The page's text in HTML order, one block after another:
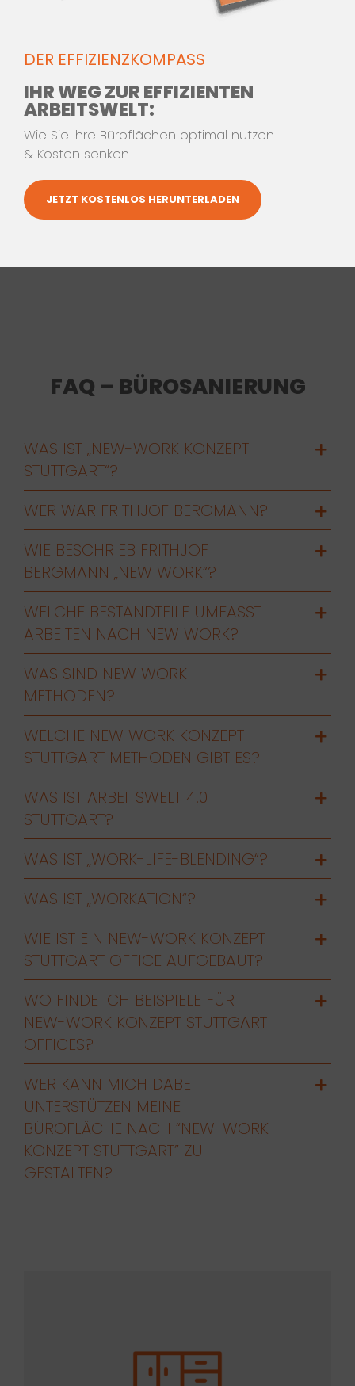
FAQ – BÜROSANIERUNG
WAS IST „NEW-WORK KONZEPT
STUTTGART“?
WER WAR FRITHJOF BERGMANN?
WIE BESCHRIEB FRITHJOF
BERGMANN „NEW WORK“?
WELCHE BESTANDTEILE UMFASST
ARBEITEN NACH NEW WORK?
WAS SIND NEW WORK
METHODEN?
WELCHE NEW WORK KONZEPT
STUTTGART METHODEN GIBT ES?
WAS IST ARBEITSWELT 4.0
STUTTGART?
WAS IST „WORK-LIFE-BLENDING“?
WAS IST „WORKATION“?
WIE IST EIN NEW-WORK KONZEPT
STUTTGART OFFICE AUFGEBAUT?
WO FINDE ICH BEISPIELE FÜR
NEW-WORK KONZEPT STUTTGART
OFFICES?
WER KANN MICH DABEI
UNTERSTÜTZEN MEINE
BÜROFLÄCHE NACH “NEW-WORK
KONZEPT STUTTGART” ZU
GESTALTEN?
DER EFFIZIENZKOMPASS
IHR WEG ZUR EFFIZIENTEN
ARBEITSWELT:
Wie Sie Ihre Büroflächen optimal nutzen
& Kosten senken
JETZT KOSTENLOS HERUNTERLADEN